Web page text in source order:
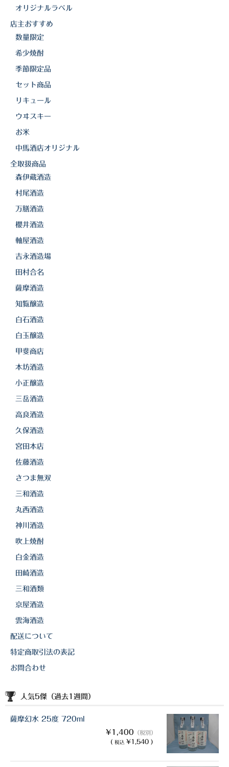
軸屋酒造
田村合名
薩摩酒造
白石酒造
白玉醸造
甲斐商店
本坊酒造
三岳酒造
高良酒造
宮田本店
佐藤酒造
三和酒造
丸西酒造
吹上焼酎
白金酒造
田崎酒造
三和酒類
雲海酒造
配送について
お問合わせ
オリジナルラベル
店主おすすめ
数量限定
希少焼酎
季節限定品
セット商品
リキュール
ウヰスキー
お米
中馬酒店オリジナル
全取扱商品
森伊蔵酒造
村尾酒造
万膳酒造
櫻井酒造
軸屋酒造
吉永酒造場
田村合名
薩摩酒造
知覧醸造
白石酒造
白玉醸造
甲斐商店
本坊酒造
小正醸造
三岳酒造
高良酒造
久保酒造
宮田本店
佐藤酒造
さつま無双
三和酒造
丸西酒造
神川酒造
吹上焼酎
白金酒造
田崎酒造
三和酒類
京屋酒造
雲海酒造
配送について
特定商取引法の表記
お問合わせ
人気5傑（過去1週間）
薩摩幻水 25度 720ml
¥1,400 （税別）
( 税込 ¥1,540 )